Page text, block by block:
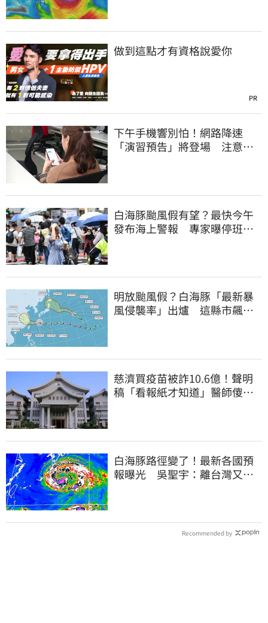
做到這點才有資格說愛你
PR
下午手機響別怕！網路降速
「演習預告」將登場 注意事
白海豚颱風假有望？最快今午
發布海上警報 專家曝停班停
明放颱風假？白海豚「最新暴
風侵襲率」出爐 這縣市飆
慈濟買疫苗被詐10.6億！聲明
稿「看報紙才知道」醫師傻
白海豚路徑變了！最新各國預
報曝光 吳聖宇：離台灣又更
Recommended by